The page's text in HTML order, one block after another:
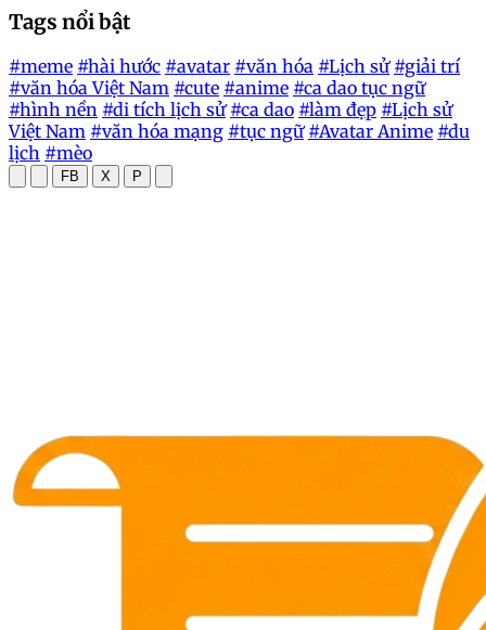
Tags nổi bật
#meme #hài hước #avatar #văn hóa #Lịch sử #giải trí
#văn hóa Việt Nam #cute #anime #ca dao tục ngữ
#hình nền #di tích lịch sử #ca dao #làm đẹp #Lịch sử
Việt Nam #văn hóa mạng #tục ngữ #Avatar Anime #du
lịch #mèo
FB X P